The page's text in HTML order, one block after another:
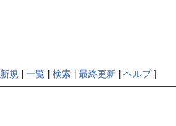
新規| 一覧 検索| 最終更新| ヘルプ]